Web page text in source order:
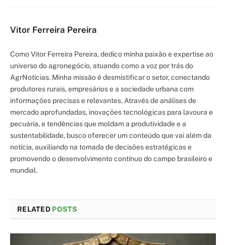
Vitor Ferreira Pereira
Como Vitor Ferreira Pereira, dedico minha paixão e expertise ao
universo do agronegócio, atuando como a voz por trás do
AgrNotícias. Minha missão é desmistificar o setor, conectando
produtores rurais, empresários e a sociedade urbana com
informações precisas e relevantes. Através de análises de
mercado aprofundadas, inovações tecnológicas para lavoura e
pecuária, e tendências que moldam a produtividade e a
sustentabilidade, busco oferecer um conteúdo que vai além da
notícia, auxiliando na tomada de decisões estratégicas e
promovendo o desenvolvimento contínuo do campo brasileiro e
mundial.
RELATED POSTS